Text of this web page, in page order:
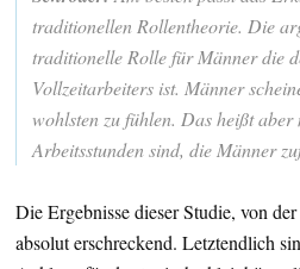
traditionellen Rollentheorie. Die
traditionelle Rolle für Männer die
Vollzeitarbeiters ist. Männer
wohlsten zu fühlen. Das heißt aber
Arbeitsstunden sind, die Männer
Die Ergebnisse dieser Studie, von
absolut erschreckend. Letztendlich